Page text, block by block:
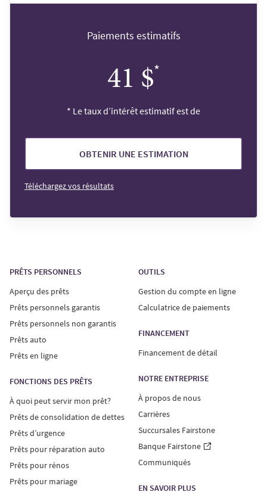
Paiements estimatifs
41 $*
* Le taux d’intérêt estimatif est de
OBTENIR UNE ESTIMATION
Téléchargez vos résultats
PRÊTS PERSONNELS
Aperçu des prêts
Prêts personnels garantis
Prêts personnels non garantis
Prêts auto
Prêts en ligne
FONCTIONS DES PRÊTS
À quoi peut servir mon prêt?
Prêts de consolidation de dettes
Prêts d’urgence
Prêts pour réparation auto
Prêts pour rénos
Prêts pour mariage
OUTILS
Gestion du compte en ligne
Calculatrice de paiements
FINANCEMENT
Financement de détail
NOTRE ENTREPRISE
À propos de nous
Carrières
Succursales Fairstone
Banque Fairstone
Communiqués
EN SAVOIR PLUS